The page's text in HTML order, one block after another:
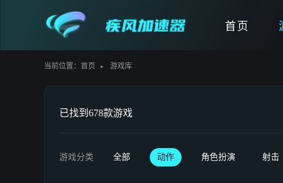
首页
当前位置： 首页 游戏库
已找到678款游戏
游戏分类 全部 动作 角色扮演 射击